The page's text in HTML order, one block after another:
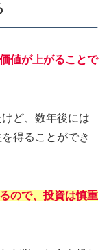
値が上がることで
ど、数年後には
得ることができ
ので、投資は慎重